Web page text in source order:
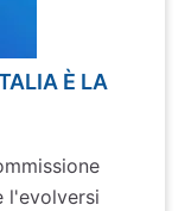
È LA
l'evolversi